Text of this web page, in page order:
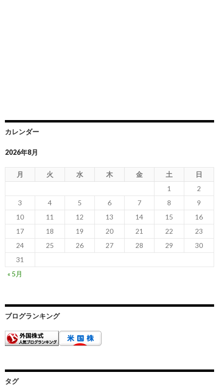
カレンダー
2026年8月
月 火 水 木 金 土
日
1
2
3
4 5 6 7 8
9
10
11 12 13 14 15
16
17
18 19 20 21 22
23
24
25 26 27 28 29
30
31
« 5月
ブログランキング
タグ